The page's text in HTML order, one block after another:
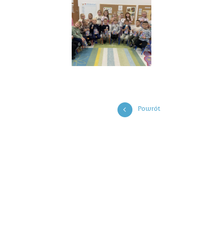
Powrót